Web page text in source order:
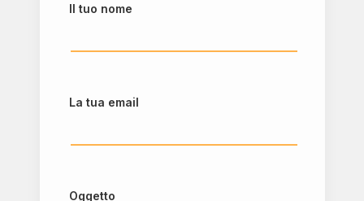
Il tuo nome
La tua email
Oggetto